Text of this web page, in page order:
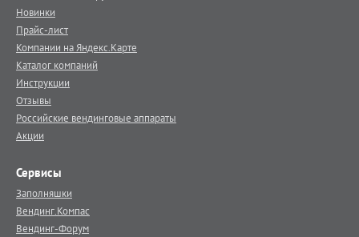
Новинки
Прайс-лист
Компании на Яндекс.Карте
Каталог компаний
Инструкции
Отзывы
Российские вендинговые аппараты
Акции
Сервисы
Заполняшки
Вендинг.Компас
Вендинг-Форум